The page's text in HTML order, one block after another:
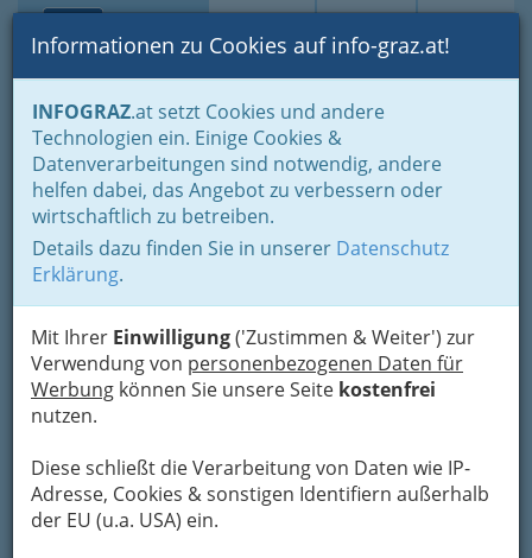
Suche Login Toggle
Informationen zu Cookies auf info-graz.at!
INFOGRAZ.at setzt Cookies und andere
Technologien ein. Einige Cookies &
Datenverarbeitungen sind notwendig, andere
helfen dabei, das Angebot zu verbessern oder
wirtschaftlich zu betreiben.
Details dazu finden Sie in unserer Datenschutz
Erklärung.
Mit Ihrer Einwilligung('Zustimmen & Weiter') zur
Verwendung von personenbezogenen Daten für
Werbung können Sie unsere Seite kostenfrei
nutzen.
Diese schließt die Verarbeitung von Daten wie IP-
Adresse, Cookies & sonstigen Identifiern außerhalb
der EU (u.a. USA) ein.
Home Branchen Freizeit & Sport Sport
Turnen - Gymnastik
ATUS Graz-Frauenturnen
Prokesch-Osten-Gasse 24, 8020 Graz
Karte
Adresse mit Google Maps anschauen